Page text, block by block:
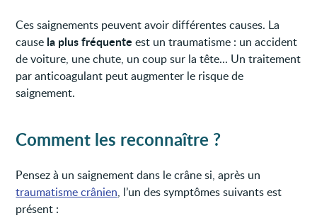
Ces saignements peuvent avoir différentes causes. La
cause la plus fréquente est un traumatisme : un accident
de voiture, une chute, un coup sur la tête... Un traitement
par anticoagulant peut augmenter le risque de
saignement.
Comment les reconnaître ?
Pensez à un saignement dans le crâne si, après un
traumatisme crânien, l’un des symptômes suivants est
présent :